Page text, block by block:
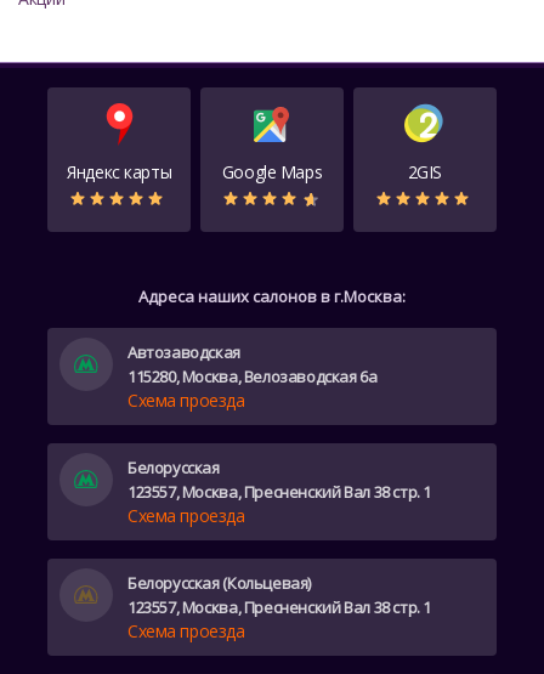
Яндекс карты Google Maps 2GIS
Адреса наших салонов в г.Москва:
Автозаводская
115280, Москва, Велозаводская 6а
Схема проезда
Белорусская
123557, Москва, Пресненский Вал 38 стр. 1
Схема проезда
Белорусская (Кольцевая)
123557, Москва, Пресненский Вал 38 стр. 1
Схема проезда